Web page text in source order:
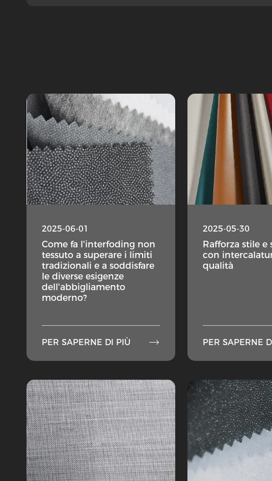
2025-06-01
Come fa l'interfoding non
tessuto a superare i limiti
tradizionali e a soddisfare
le diverse esigenze
dell'abbigliamento
moderno?
PER SAPERNE DI PIÙ 
2025-05-30
Rafforza stile e
con
qualità
PER SAPERNE